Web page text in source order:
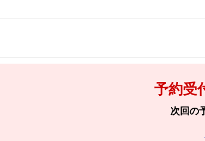
予約受
次回の